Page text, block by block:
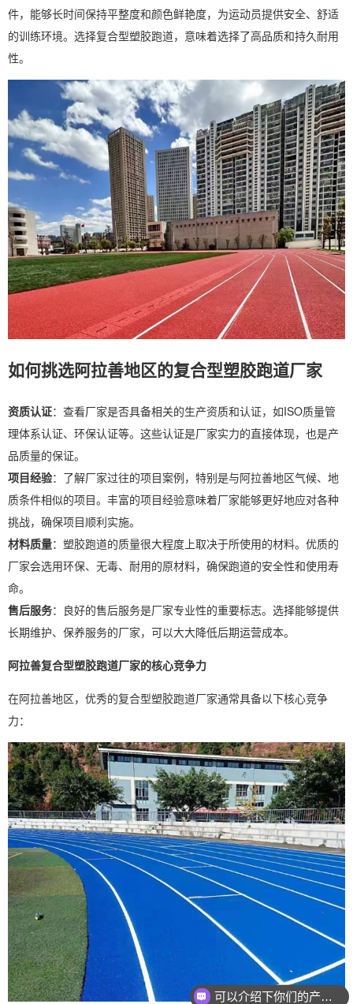
件，能够长时间保持平整度和颜色鲜艳度，为运动员提供安全、舒适
的训练环境。选择复合型塑胶跑道，意味着选择了高品质和持久耐用
性。
如何挑选阿拉善地区的复合型塑胶跑道厂家
资质认证：查看厂家是否具备相关的生产资质和认证，如ISO质量管
理体系认证、环保认证等。这些认证是厂家实力的直接体现，也是产
品质量的保证。
项目经验：了解厂家过往的项目案例，特别是与阿拉善地区气候、地
质条件相似的项目。丰富的项目经验意味着厂家能够更好地应对各种
挑战，确保项目顺利实施。
材料质量：塑胶跑道的质量很大程度上取决于所使用的材料。优质的
厂家会选用环保、无毒、耐用的原材料，确保跑道的安全性和使用寿
命。
售后服务：良好的售后服务是厂家专业性的重要标志。选择能够提供
长期维护、保养服务的厂家，可以大大降低后期运营成本。
阿拉善复合型塑胶跑道厂家的核心竞争力
在阿拉善地区，优秀的复合型塑胶跑道厂家通常具备以下核心竞争
力：
可以介绍下你们的产品么